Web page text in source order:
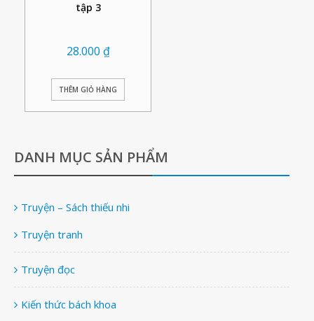
tập 3
28.000 ₫
THÊM GIỎ HÀNG
DANH MỤC SẢN PHẨM
Truyện – Sách thiếu nhi
Truyện tranh
Truyện đọc
Kiến thức bách khoa